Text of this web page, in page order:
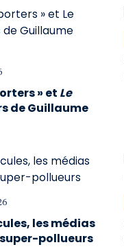
» et Le
de Guillaume
les médias
pollueurs